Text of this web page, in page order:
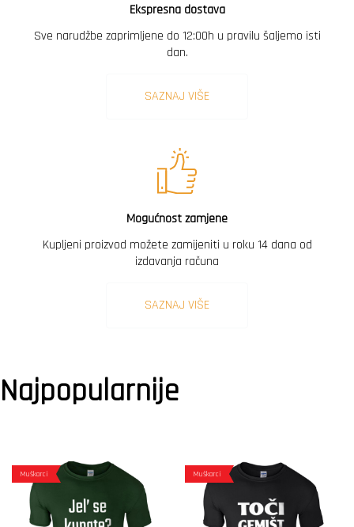
Ekspresna dostava
Sve narudžbe zaprimljene do 12:00h u pravilu šaljemo isti
dan.
SAZNAJ VIŠE
Mogućnost zamjene
Kupljeni proizvod možete zamijeniti u roku 14 dana od
izdavanja računa
SAZNAJ VIŠE
Najpopularnije
Muškarci Muškarci